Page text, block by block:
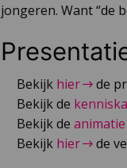
jongeren. Want “de
Bekijk hier
de
Bekijk de
Bekijk de animatie
Bekijk hier de